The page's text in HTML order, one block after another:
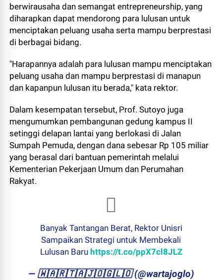
berwirausaha dan semangat entrepreneurship, yang
diharapkan dapat mendorong para lulusan untuk
menciptakan peluang usaha serta mampu berprestasi
di berbagai bidang.
"Harapannya adalah para lulusan mampu menciptakan
peluang usaha dan mampu berprestasi di manapun
dan kapanpun lulusan itu berada," kata rektor.
Dalam kesempatan tersebut, Prof. Sutoyo juga
mengumumkan pembangunan gedung kampus II
setinggi delapan lantai yang berlokasi di Jalan
Sumpah Pemuda, dengan dana sebesar Rp 105 miliar
yang berasal dari bantuan pemerintah melalui
Kementerian Pekerjaan Umum dan Perumahan
Rakyat.
Banyak Tantangan Berat, Rektor Unisri
Sampaikan Strategi untuk Membekali
Lulusan Baru https://t.co/ppX7cl8JLZ
— ​🇼​​🇦​​🇷​​🇹​​🇦​​🇯​​🇴​​🇬​​🇱​​🇴 (@wartajoglo)